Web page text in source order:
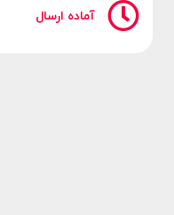
آماده ارسال